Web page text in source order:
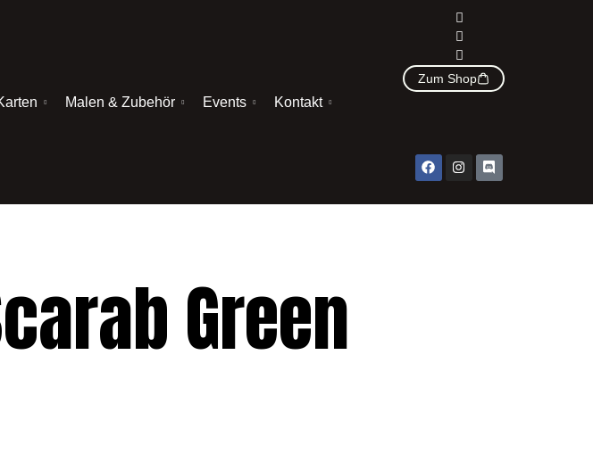
Malen & Zubehör Events Kontakt
Zum Shop
Green